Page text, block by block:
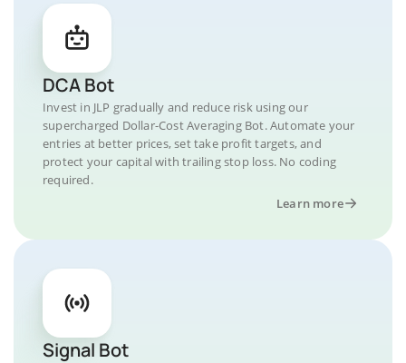
DCA Bot
Invest in JLP gradually and reduce risk using our
supercharged Dollar-Cost Averaging Bot. Automate your
entries at better prices, set take profit targets, and
protect your capital with trailing stop loss. No coding
required.
Learn more
Signal Bot